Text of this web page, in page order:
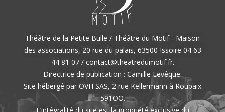
Théâtre de la Petite Bulle / Théâtre du Motif - Maison
des associations, 20 rue du palais, 63500 Issoire 04 63
44 81 07 / contact@theatredumotif.fr.
Directrice de publication : Camille Levêque.
Site hébergé par OVH SAS, 2 rue Kellermann à Roubaix
591OO.